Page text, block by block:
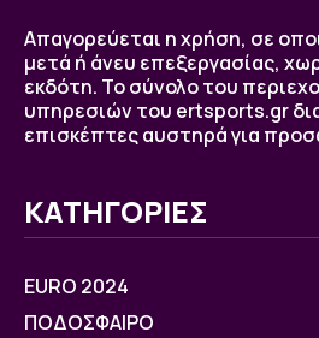
Απαγορεύεται η χρήση, σε
μετά ή άνευ επεξεργασίας,
εκδότη. Το σύνολο του
υπηρεσιών του ertsports.gr
επισκέπτες αυστηρά για
ΚΑΤΗΓΟΡΙΕΣ
EURO 2024
ΠΟΔΟΣΦΑΙΡΟ